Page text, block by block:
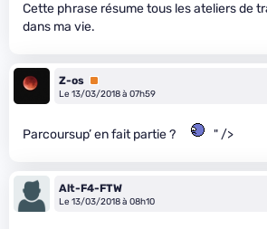
Cette phrase résume tous les ateliers de
dans ma vie.
Z-os Premium
Le 13/03/2018 à 07h59
Parcoursup’ en fait partie ? " />
Alt-F4-FTW
Le 13/03/2018 à 08h10